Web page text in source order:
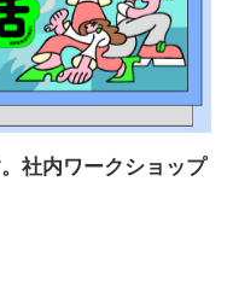
社内ワークショップ